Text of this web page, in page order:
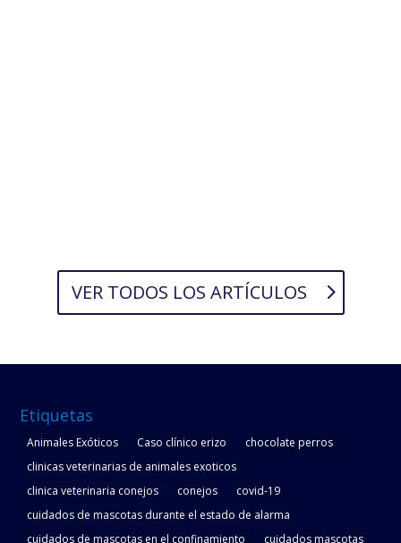
VER TODOS LOS ARTÍCULOS
Etiquetas
Animales Exóticos Caso clínico erizo
chocolate perros
clinicas veterinarias de animales exoticos
clinica veterinaria conejos
conejos
covid-19
cuidados de mascotas durante el estado de alarma
cuidados de mascotas en el confinamiento
cuidados mascotas